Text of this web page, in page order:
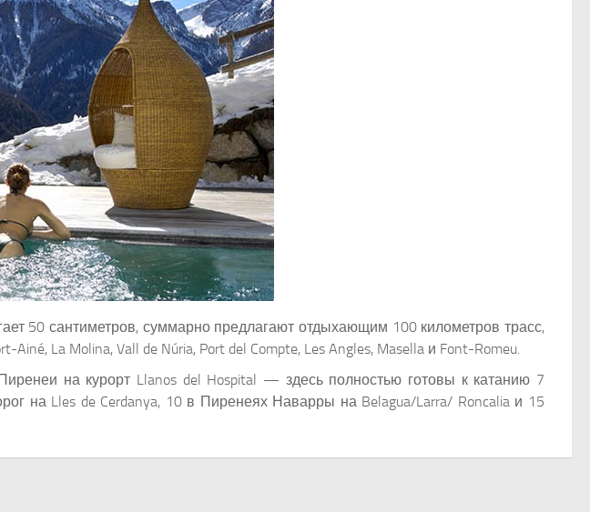
50 сантиметров, суммарно предлагают отдыхающим 100 километров трасс,
La Molina, Vall de Núria, Port del Compte, Les Angles, Masella и Font-Romeu.
на курорт Llanos del Hospital — здесь полностью готовы к катанию 7
на Lles de Cerdanya, 10 в Пиренеях Наварры на Belagua/Larra/ Roncalia и 15